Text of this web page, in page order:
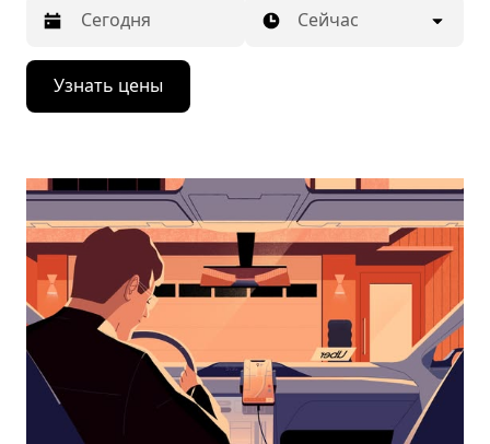
Нажмите
стрелку
вниз,
календарю
выбрать
дату.
Чтобы
закрыть
календарь,
нажмите
Esc.
Сейчас
Узнать цены